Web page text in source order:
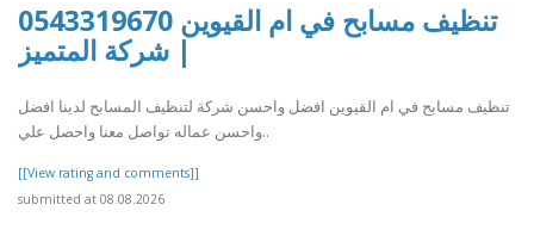
تنظيف مسابح في ام القيوين 0543319670
| شركة المتميز
تنظيف مسابح في ام القيوين افضل واحسن شركة لتنظيف المسابح لدينا افضل
واحسن عماله تواصل معنا واحصل علي..
[[View rating and comments]]
submitted at 08.08.2026